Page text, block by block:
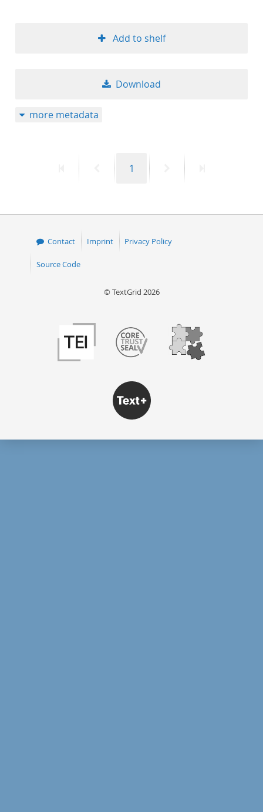
Add to shelf
Download
more metadata
PreviousPage
1
Contact Imprint Privacy Policy
Source Code
© TextGrid 2026